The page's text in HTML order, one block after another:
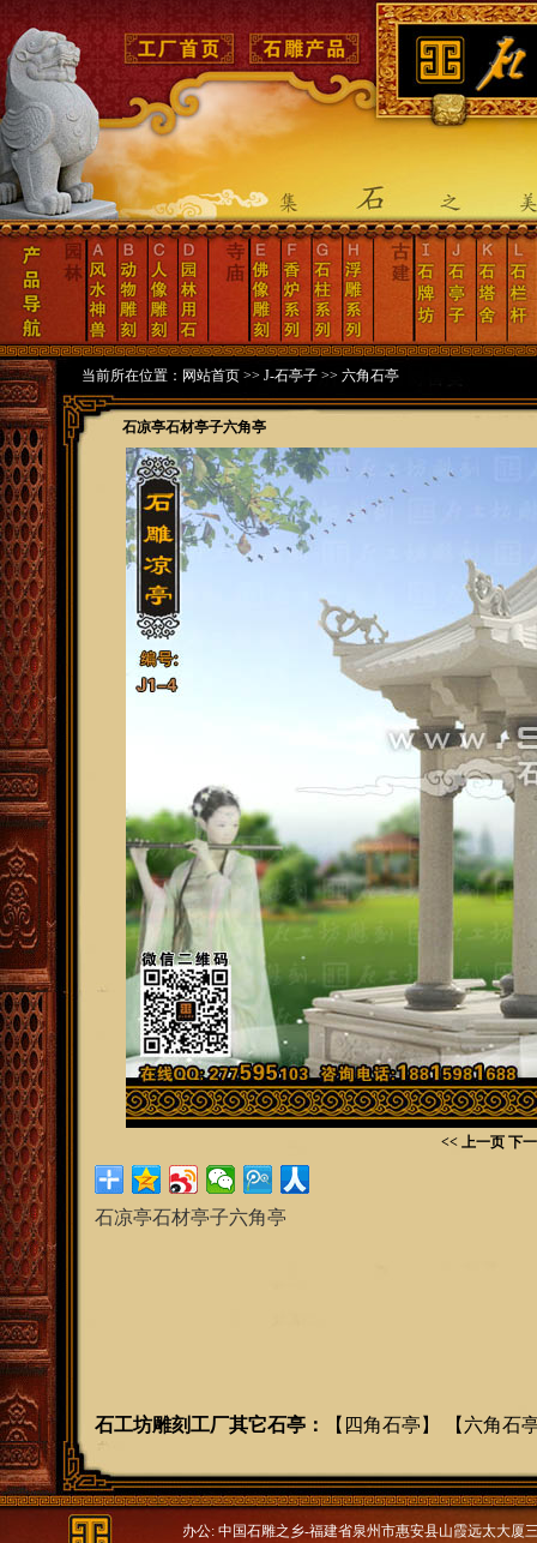
当前所在位置： 网站首页>> J-石亭子>> 六角石亭
石凉亭石材亭子六角亭
<< 上一页 下
石凉亭石材亭子六角亭
石工坊雕刻工厂其它石亭： 【 四角石亭 】 【 六角石
办公: 中国石雕之乡-福建省泉州市惠安县山霞远太大厦